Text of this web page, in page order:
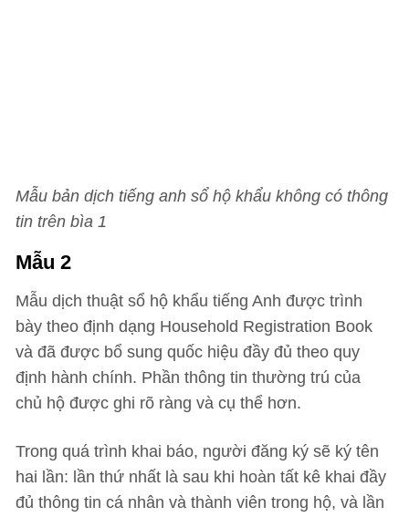
Mẫu bản dịch tiếng anh sổ hộ khẩu không có thông
tin trên bìa 1
Mẫu 2
Mẫu dịch thuật sổ hộ khẩu tiếng Anh được trình
bày theo định dạng Household Registration Book
và đã được bổ sung quốc hiệu đầy đủ theo quy
định hành chính. Phần thông tin thường trú của
chủ hộ được ghi rõ ràng và cụ thể hơn.
Trong quá trình khai báo, người đăng ký sẽ ký tên
hai lần: lần thứ nhất là sau khi hoàn tất kê khai đầy
đủ thông tin cá nhân và thành viên trong hộ, và lần